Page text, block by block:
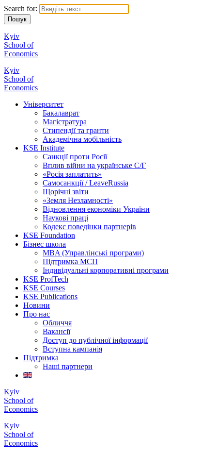
Search for:
Kyiv
School of
Economics
Kyiv
School of
Economics
Університет
Бакалаврат
Магістратура
Стипендії та гранти
Академічна мобільність
KSE Institute
Санкції проти Росії
Вплив війни на українське С/Г
«Росія заплатить»
Самосанкції / LeaveRussia
Щорічні звіти
«Земля Незламності»
Відновлення економіки України
Наукові праці
Кодекс поведінки партнерів
KSE Foundation
Бізнес школа
MBA (Управлінські програми)
Підтримка МСП
Індивідуальні корпоративні програми
KSE ProfTech
KSE Courses
KSE Publications
Новини
Про нас
Обличчя
Вакансії
Доступ до публічної інформації
Вступна кампанія
Підтримка
Наші партнери
Kyiv
School of
Economics
Kyiv
School of
Economics